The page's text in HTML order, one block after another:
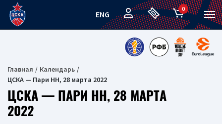
ENG
0
Главная
Календарь
ЦСКА — Пари НН, 28 марта 2022
ЦСКА — ПАРИ НН, 28 МАРТА
2022